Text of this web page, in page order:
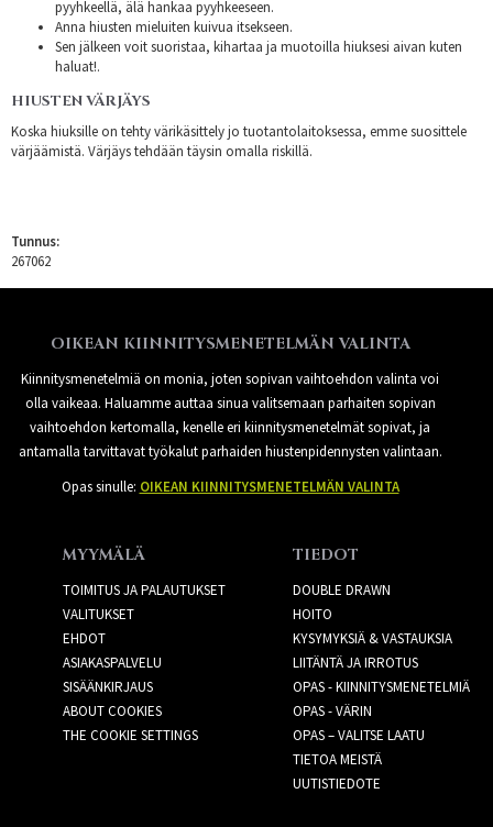
pyyhkeellä, älä hankaa pyyhkeeseen.
Anna hiusten mieluiten kuivua itsekseen.
Sen jälkeen voit suoristaa, kihartaa ja muotoilla hiuksesi aivan kuten
haluat!.
HIUSTEN VÄRJÄYS
Koska hiuksille on tehty värikäsittely jo tuotantolaitoksessa, emme suosittele
värjäämistä. Värjäys tehdään täysin omalla riskillä.
Tunnus:
267062
OIKEAN KIINNITYSMENETELMÄN VALINTA
Kiinnitysmenetelmiä on monia, joten sopivan vaihtoehdon valinta voi
olla vaikeaa. Haluamme auttaa sinua valitsemaan parhaiten sopivan
vaihtoehdon kertomalla, kenelle eri kiinnitysmenetelmät sopivat, ja
antamalla tarvittavat työkalut parhaiden hiustenpidennysten valintaan.
Opas sinulle: OIKEAN KIINNITYSMENETELMÄN VALINTA
MYYMÄLÄ
TOIMITUS JA PALAUTUKSET
VALITUKSET
EHDOT
ASIAKASPALVELU
SISÄÄNKIRJAUS
ABOUT COOKIES
THE COOKIE SETTINGS
TIEDOT
DOUBLE DRAWN
HOITO
KYSYMYKSIÄ & VASTAUKSIA
LIITÄNTÄ JA IRROTUS
OPAS - KIINNITYSMENETELMIÄ
OPAS - VÄRIN
OPAS – VALITSE LAATU
TIETOA MEISTÄ
UUTISTIEDOTE